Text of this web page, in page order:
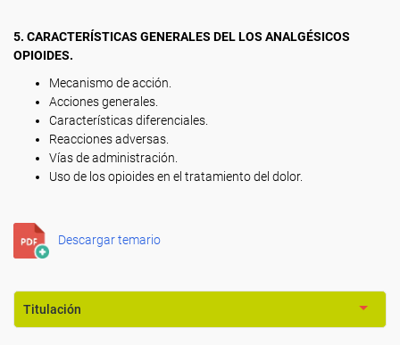
5. CARACTERÍSTICAS GENERALES DEL LOS ANALGÉSICOS
OPIOIDES.
Mecanismo de acción.
Acciones generales.
Características diferenciales.
Reacciones adversas.
Vías de administración.
Uso de los opioides en el tratamiento del dolor.
Descargar temario
Titulación